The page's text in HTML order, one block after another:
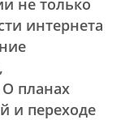
не только
интернета
планах
и переходе